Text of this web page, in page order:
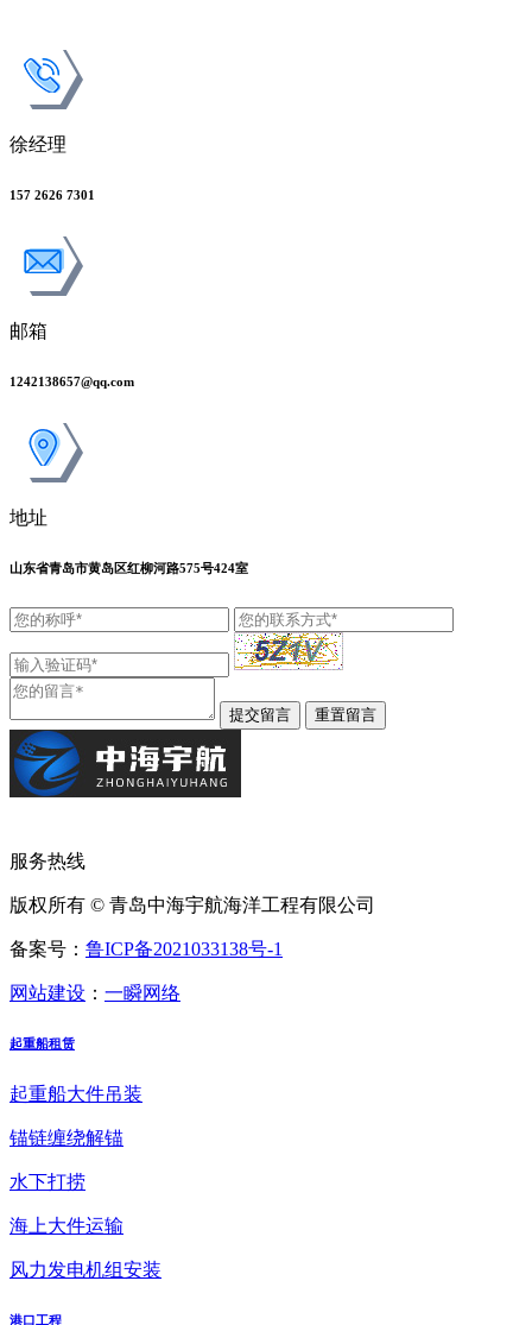
徐经理
157 2626 7301
邮箱
1242138657@qq.com
地址
山东省青岛市黄岛区红柳河路575号424室
服务热线
版权所有 © 青岛中海宇航海洋工程有限公司
备案号： 鲁ICP备2021033138号-1
网站建设 ： 一瞬网络
起重船租赁
起重船大件吊装
锚链缠绕解锚
水下打捞
海上大件运输
风力发电机组安装
港口工程